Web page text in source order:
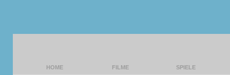
HOME FILME SPIELE